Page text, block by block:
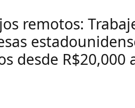
remotos:
desde R$20,000